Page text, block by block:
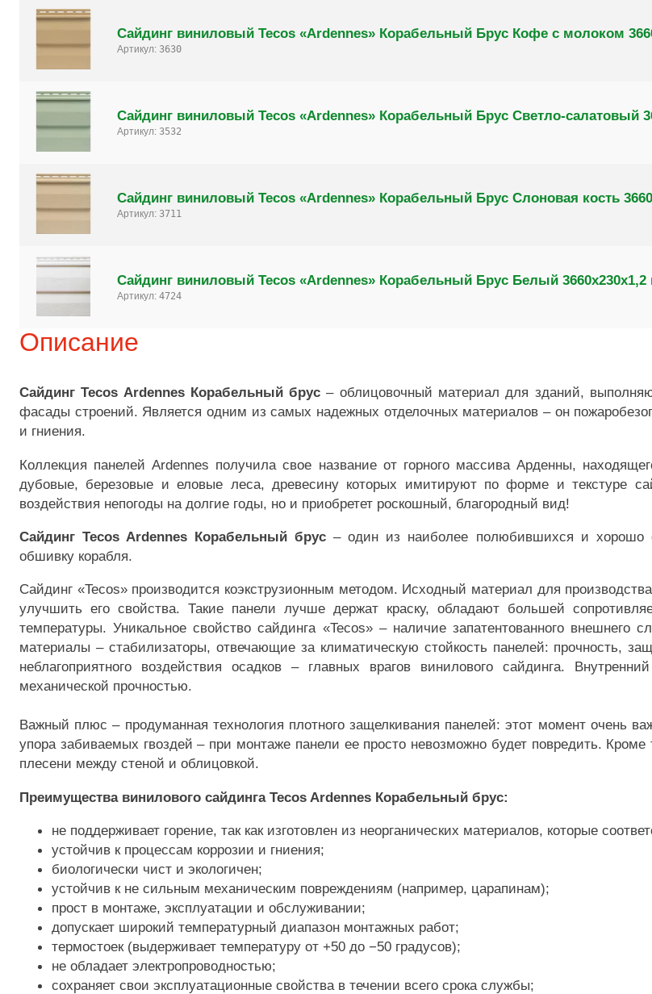
Сайдинг виниловый Tecos «Ardennes» Корабельный Брус Кофе с молоком
Артикул: 3630
Сайдинг виниловый Tecos «Ardennes» Корабельный Брус Светло-салатовый
Артикул: 3532
Сайдинг виниловый Tecos «Ardennes» Корабельный Брус Слоновая кость
Артикул: 3711
Сайдинг виниловый Tecos «Ardennes» Корабельный Брус Белый
Артикул: 4724
Описание
Сайдинг Tecos Ardennes Корабельный брус – облицовочный материал для зданий,
фасады строений. Является одним из самых надежных отделочных материалов – он
и гниения.
Коллекция панелей Ardennes получила свое название от горного массива Арденны,
дубовые, березовые и еловые леса, древесину которых имитируют по форме и текстуре
воздействия непогоды на долгие годы, но и приобретет роскошный, благородный вид!
Сайдинг Tecos Ardennes Корабельный брус – один из наиболее полюбившихся и хорошо
обшивку корабля.
Сайдинг «Tecos» производится коэкструзионным методом. Исходный материал для
улучшить его свойства. Такие панели лучше держат краску, обладают большей
температуры. Уникальное свойство сайдинга «Tecos» – наличие запатентованного
материалы – стабилизаторы, отвечающие за климатическую стойкость панелей: прочность,
неблагоприятного воздействия осадков – главных врагов винилового сайдинга.
механической прочностью.
Важный плюс – продуманная технология плотного защелкивания панелей: этот момент очень
упора забиваемых гвоздей – при монтаже панели ее просто невозможно будет повредить.
плесени между стеной и облицовкой.
Преимущества винилового сайдинга Tecos Ardennes Корабельный брус:
не поддерживает горение, так как изготовлен из неорганических материалов, которые
устойчив к процессам коррозии и гниения;
биологически чист и экологичен;
устойчив к не сильным механическим повреждениям (например, царапинам);
прост в монтаже, эксплуатации и обслуживании;
допускает широкий температурный диапазон монтажных работ;
термостоек (выдерживает температуру от +50 до −50 градусов);
не обладает электропроводностью;
сохраняет свои эксплуатационные свойства в течении всего срока службы;